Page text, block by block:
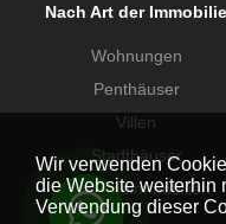
Nach Art der Immobilie
Wohnungen
Penthäuser
Villen
Stadthäuser
Gewerbeimmobilien
Wir verwenden
die Website weiterhin
Verwendung dieser